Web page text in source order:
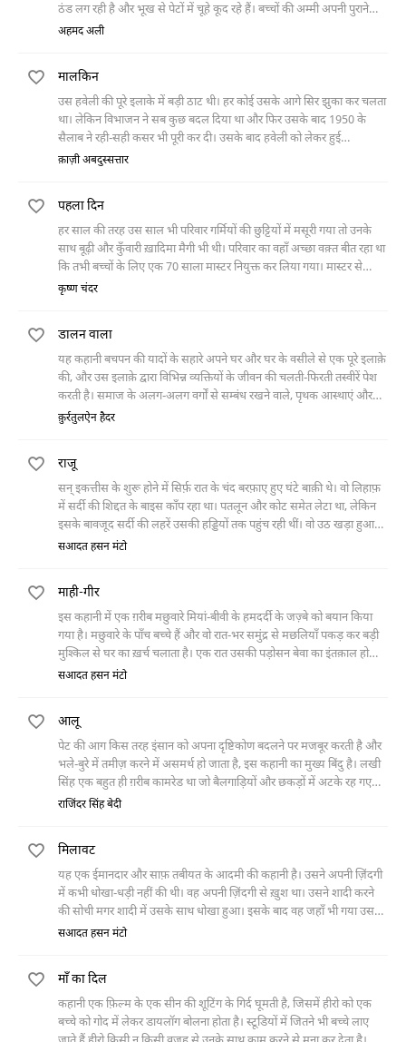
ठंड लग रही है और भूख से पेटों में चूहे कूद रहे हैं। बच्चों की अम्मी अपनी पुराने
दिनों को याद करती है और सोचती है कि शायद वह जन्नत में है। जब बच्चे बार-बार
अहमद अली
मालकिन
उस हवेली की पूरे इलाके में बड़ी ठाट थी। हर कोई उसके आगे सिर झुका कर चलता
था। लेकिन विभाजन ने सब कुछ बदल दिया था और फिर उसके बाद 1950 के
सैलाब ने रही-सही कसर भी पूरी कर दी। उसके बाद हवेली को लेकर हुई
मुक़दमेबाज़ी ने भी मालकिन को किसी क़ाबिल न छोड़ा। मालकिन का पूरा ख़ानदान
करा लिया करती थीं। बदलते वक़्त के साथ ऐसा समय भी आया कि हवेली की बची-
खुची शान-ओ-शौकत भी जाती रही और वह किसी खंडहर में तब्दील हो गई। नौबत
यहाँ तक आ गई कि मालकिन ने गुज़ारा करने के लिए कुर्ते सीने का काम शुरू कर
दिया। इस काम में चौधरी गुलाब उनकी मदद करता है। लेकिन इस मदद को लोगों ने
अपने ही तरह से लिया और दोनों को बदनाम करने लगे।
क़ाज़ी अबदुस्सत्तार
पहला दिन
हर साल की तरह उस साल भी परिवार गर्मियों की छुट्टियों में मसूरी गया तो उनके
साथ बूढ़ी और कुँवारी ख़ादिमा मैगी भी थी। परिवार का वहाँ अच्छा वक़्त बीत रहा था
कि तभी बच्चों के लिए एक 70 साला मास्टर नियुक्त कर लिया गया। मास्टर से
मिलकर मैगी की तो मानो सोई हुई ख़्वाहिशें जाग उठीं। मगर एक रोज़ जब मैगी की
कृष्ण चंदर
डालन वाला
यह कहानी बचपन की यादों के सहारे अपने घर और घर के वसीले से एक पूरे इलाक़े
की, और उस इलाक़े द्वारा विभिन्न व्यक्तियों के जीवन की चलती-फिरती तस्वीरें पेश
करती है। समाज के अलग-अलग वर्गों से सम्बंध रखने वाले, पृथक आस्थाएं और
विश्वास रखने वाले, विभन्न लोग हैं जो अपनी-अपनी समस्याओं और मर्यादाओं में
क़ुर्रतुलऐन हैदर
राजू
सन् इकत्तीस के शुरू होने में सिर्फ़ रात के चंद बरफ़ाए हुए घंटे बाक़ी थे। वो लिहाफ़
में सर्दी की शिद्दत के बाइस काँप रहा था। पतलून और कोट समेत लेटा था, लेकिन
इसके बावजूद सर्दी की लहरें उसकी हड्डियों तक पहुंच रही थीं। वो उठ खड़ा हुआ
और अपने कमरे की सब्ज़
सआदत हसन मंटो
माही-गीर
इस कहानी में एक ग़रीब मछुवारे मियां-बीवी के हमदर्दी के जज़्बे को बयान किया
गया है। मछुवारे के पाँच बच्चे हैं और वो रात-भर समुंद्र से मछलियाँ पकड़ कर बड़ी
मुश्किल से घर का ख़र्च चलाता है। एक रात उसकी पड़ोसन बेवा का इंतक़ाल हो
जाता है। मछुवारे की बीवी उसके दोनों बच्चों को उठा लाती है। सुबह मछुवारे को इस
मछुवारे की बीवी चादर उठा कर दिखाती है कि वो दोनों बच्चे यहाँ हैं।
सआदत हसन मंटो
आलू
पेट की आग किस तरह इंसान को अपना दृष्टिकोण बदलने पर मजबूर करती है और
भले-बुरे में तमीज़ करने में असमर्थ हो जाता है, इस कहानी का मुख्य बिंदु है। लखी
सिंह एक बहुत ही ग़रीब कामरेड था जो बैलगाड़ियों और छकड़ों में अटके रह गए
आलू जमा करके घर ले जाता था। एक दिन कमेटी की तरफ़ से बैलगाड़ियों के लिए
पत्नी बसंतो ने हर मौक़े पर एक कामरेड की तरह लखी सिंह का साथ दिया था, आज
बिफर गई, और उसने लखी सिंह से पूछा कि उसने हड़ताल का विरोध क्यों न किया?
लखी सिंह सोचने लगा क्या बसंतो भी प्रतिक्रियावादी हो गई है?
राजिंदर सिंह बेदी
मिलावट
यह एक ईमानदार और साफ़ तबीयत के आदमी की कहानी है। उसने अपनी ज़िंदगी
में कभी धोखा-धड़ी नहीं की थी। वह अपनी ज़िंदगी से ख़ुश था। उसने शादी करने
की सोची मगर शादी में उसके साथ धोखा हुआ। इसके बाद वह जहाँ भी गया उसके
साथ धोखा ही होता रहा। फिर उसने भी लोगों को धोखा देने की ठान ली। आख़िर में
सआदत हसन मंटो
माँ का दिल
कहानी एक फ़िल्म के एक सीन की शूटिंग के गिर्द घूमती है, जिसमें हीरो को एक
बच्चे को गोद में लेकर डायलॉग बोलना होता है। स्टूडियों में जितने भी बच्चे लाए